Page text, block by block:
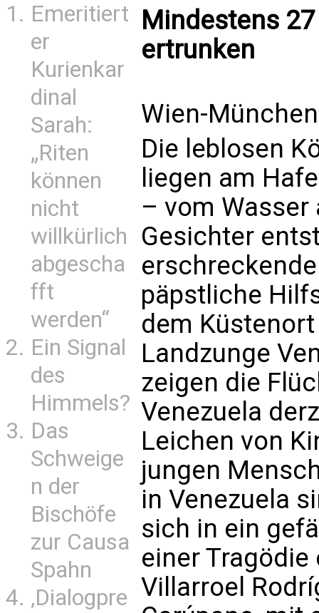
Emeritiert
er
Kurienkar
dinal
Sarah:
„Riten
können
nicht
willkürlich
abgescha
fft
werden“
Ein Signal
des
Himmels?
Das
Schweige
n der
Bischöfe
zur Causa
Spahn
‚Dialogpre
Mindestens
ertrunken
Wien-
Die leblosen
liegen am
– vom
Gesichter
päpstliche
dem
Landzunge
zeigen die
Venezuela
Leichen von
jungen
in Venezuela
sich in ein
einer
Villarroel